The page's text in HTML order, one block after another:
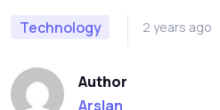
Technology 2 years ago
Author
Arslan